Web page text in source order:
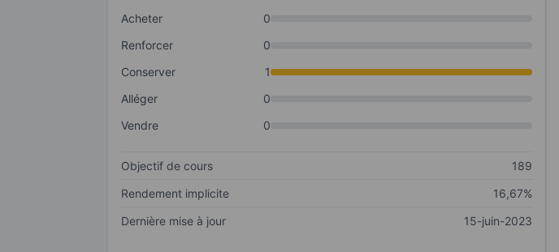
Acheter
0
Renforcer
0
Conserver
1
Alléger
0
Vendre
0
Objectif de cours
189
Rendement implicite
16,67%
Dernière mise à jour
15-juin-2023